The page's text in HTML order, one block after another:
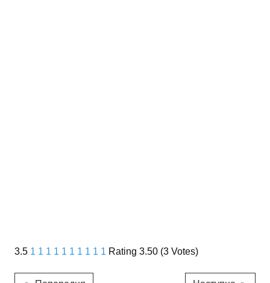
3.5 1 1 1 1 1 1 1 1 1 1 Rating 3.50 (3 Votes)